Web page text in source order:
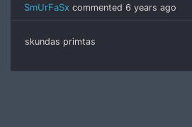
SmUrFaSx commented 6 years ago
skundas primtas